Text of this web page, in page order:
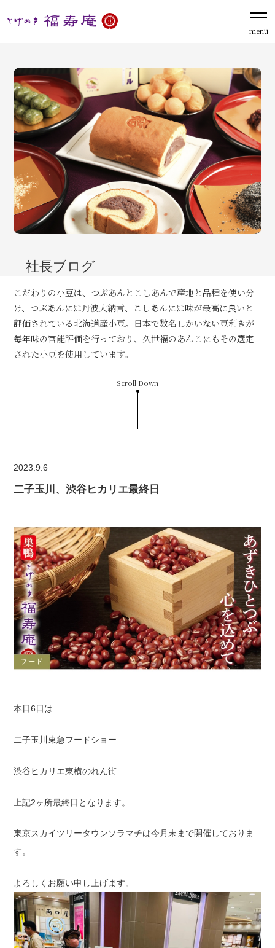
menu
社長ブログ
こだわりの小豆は、つぶあんとこしあんで産地と品種を使い分
け、つぶあんには丹波大納言、こしあんには味が最高に良いと
評価されている北海道産小豆。日本で数名しかいない豆利きが
毎年味の官能評価を行っており、久世福のあんこにもその選定
された小豆を使用しています。
Scroll Down
2023.9.6
二子玉川、渋谷ヒカリエ最終日
本日6日は
二子玉川東急フードショー
渋谷ヒカリエ東横のれん街
上記2ヶ所最終日となります。
東京スカイツリータウンソラマチは今月末まで開催しておりま
す。
よろしくお願い申し上げます。